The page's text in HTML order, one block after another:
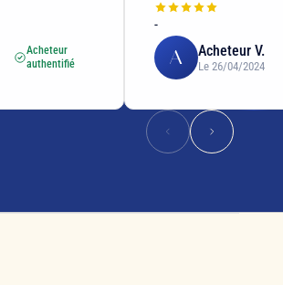
Acheteur
authentifié
-
A Acheteur V.
Le 26/04/2024